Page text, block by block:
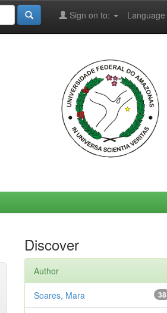
Language
Sign on to:
Discover
Author
38
Soares, Mara